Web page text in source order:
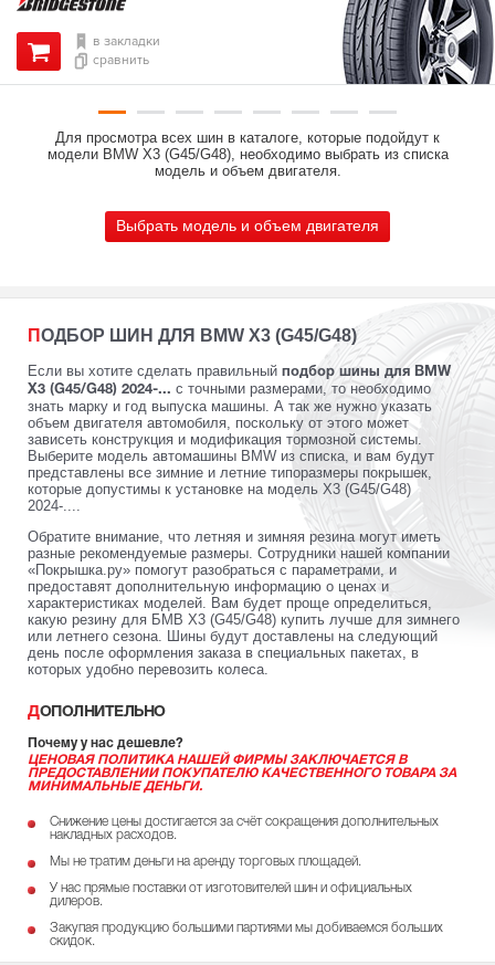
в закладки
сравнить
Для просмотра всех шин в каталоге, которые подойдут к
модели BMW X3 (G45/G48), необходимо выбрать из списка
модель и объем двигателя.
Выбрать модель и объем двигателя
ПОДБОР ШИН ДЛЯ BMW X3 (G45/G48)
Если вы хотите сделать правильный подбор шины для BMW
X3 (G45/G48) 2024-... с точными размерами, то необходимо
знать марку и год выпуска машины. А так же нужно указать
объем двигателя автомобиля, поскольку от этого может
зависеть конструкция и модификация тормозной системы.
Выберите модель автомашины BMW из списка, и вам будут
представлены все зимние и летние типоразмеры покрышек,
которые допустимы к установке на модель X3 (G45/G48)
2024-....
Обратите внимание, что летняя и зимняя резина могут иметь
разные рекомендуемые размеры. Сотрудники нашей компании
«Покрышка.ру» помогут разобраться с параметрами, и
предоставят дополнительную информацию о ценах и
характеристиках моделей. Вам будет проще определиться,
какую резину для БМВ X3 (G45/G48) купить лучше для зимнего
или летнего сезона. Шины будут доставлены на следующий
день после оформления заказа в специальных пакетах, в
которых удобно перевозить колеса.
ДОПОЛНИТЕЛЬНО
Почему у нас дешевле?
ЦЕНОВАЯ ПОЛИТИКА НАШЕЙ ФИРМЫ ЗАКЛЮЧАЕТСЯ В
ПРЕДОСТАВЛЕНИИ ПОКУПАТЕЛЮ КАЧЕСТВЕННОГО ТОВАРА ЗА
МИНИМАЛЬНЫЕ ДЕНЬГИ.
Снижение цены достигается за счёт сокращения дополнительных
накладных расходов.
Мы не тратим деньги на аренду торговых площадей.
У нас прямые поставки от изготовителей шин и официальных
дилеров.
Закупая продукцию большими партиями мы добиваемся больших
скидок.